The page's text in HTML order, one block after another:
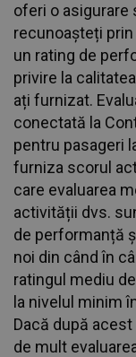
oferi o asigurare
recunoașteți
un rating de
privire la
ați furnizat.
conectată la
pentru pasageri
furniza scorul
care evaluarea
activității dvs.
de performanță
noi din când în
ratingul mediu
la nivelul minim
Dacă după
de mult